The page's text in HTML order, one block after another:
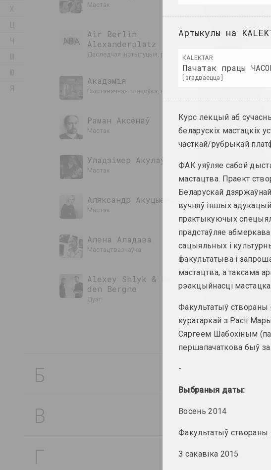
мастак
Air Berlin
Alexanderplatz
даследчая інстытуцыя, рэзідэнцыя, культурны цэнтр,
Акадэмія
выставачная пляцоўка, галерэя
Раман Аксёнаў
мастак
Уладзімер Акулаў
мастак
Аляксандр Акуцыёнак
мастак
Алена Аладава
мастацтвазнаўка
Alexey Shlyk & Ben Van
den Berghe
дуэт
an
Ксіша
мастак,
мастак,
мастак,
інтэрнэт
Ірына
Б
В
Г
Артыкулы на
KALEKTAR
Пачатак працы
[ згадваецца ]
Курс лекцый аб
беларускіх мастацкіх
часткай/рубрыкай
ФАК уяўляе сабой
мастацтва. Праект
Беларускай
вучняў іншых
практыкуючых
прадстаўляе
сацыяльных і
факультатыва і
мастацтва, а таксама
рэакцыйнасці
Факультатыў
куратаркай з Расіі
Сяргеем Шабохіным
першапачаткова быў
-
Выбраныя даты:
Восень 2014
Факультатыў створаны
З сакавіка 2015